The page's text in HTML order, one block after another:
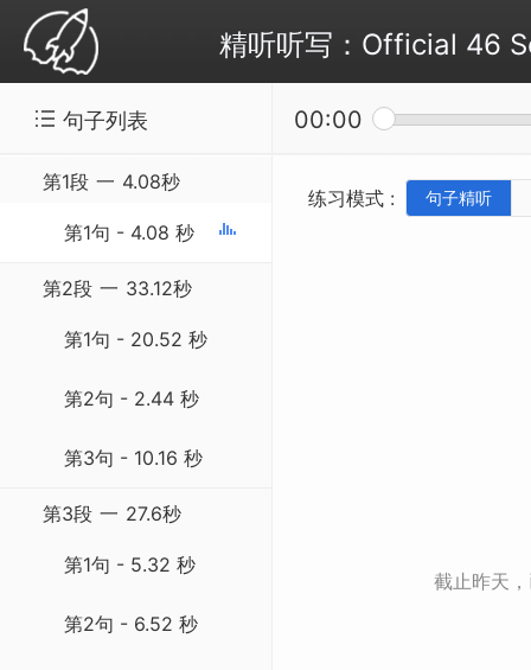
精听听写：Official 46
句子列表 00:00
第1段 一 4.08秒
第1句 - 4.08 秒
第2段 一 33.12秒
第1句 - 20.52 秒
第2句 - 2.44 秒
第3句 - 10.16 秒
第3段 一 27.6秒
第1句 - 5.32 秒
第2句 - 6.52 秒
练习模式 : 句子精听
截止昨天